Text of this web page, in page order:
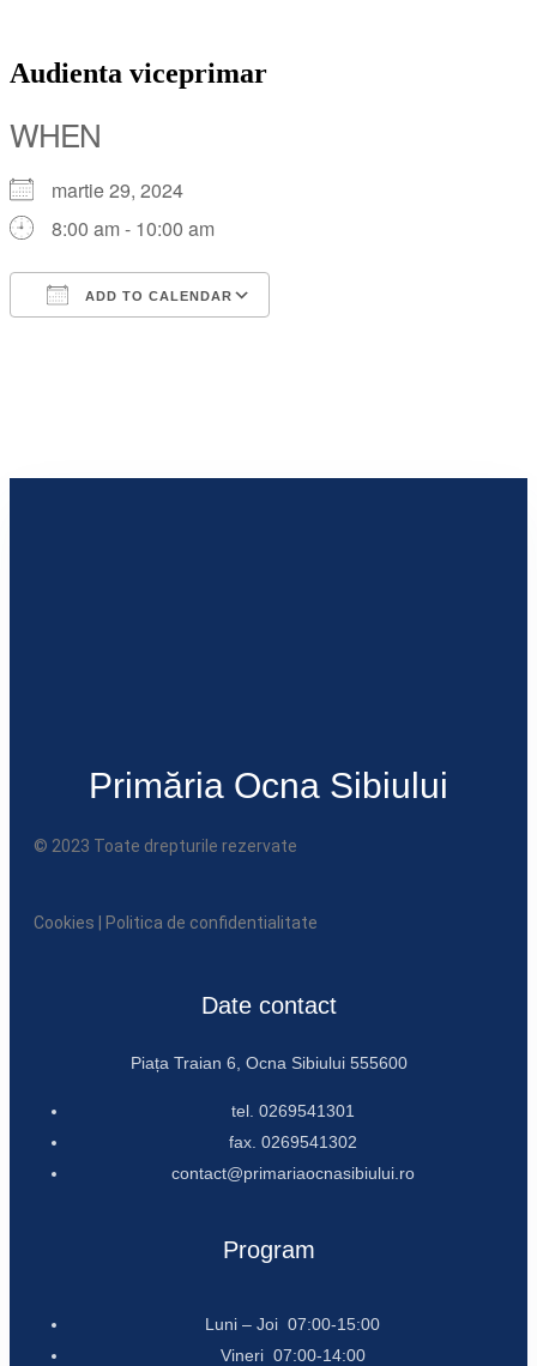
Audienta viceprimar
WHEN
martie 29, 2024
8:00 am - 10:00 am
ADD TO CALENDAR
Primăria Ocna Sibiului
© 2023 Toate drepturile rezervate
Cookies Politica de confidentialitate
Date contact
Piața Traian 6, Ocna Sibiului 555600
tel. 0269541301
fax. 0269541302
contact@primariaocnasibiului.ro
Program
Luni – Joi 07:00-15:00
Vineri 07:00-14:00